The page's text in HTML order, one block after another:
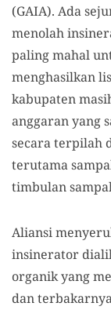
(GAIA). Ada
menolah
paling mahal
menghasilkan
kabupaten
anggaran yang
secara terpilah
terutama
timbulan
Aliansi
insinerator
organik yang
dan